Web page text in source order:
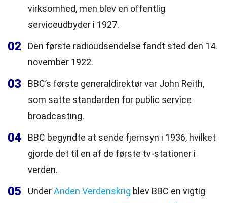
virksomhed, men blev en offentlig
serviceudbyder i 1927.
02
Den første radioudsendelse fandt sted den 14.
november 1922.
03
BBC’s første generaldirektør var John Reith,
som satte standarden for public service
broadcasting.
04
BBC begyndte at sende fjernsyn i 1936, hvilket
gjorde det til en af de første tv-stationer i
verden.
05 UnderAnden Verdenskrig blev BBC en vigtig